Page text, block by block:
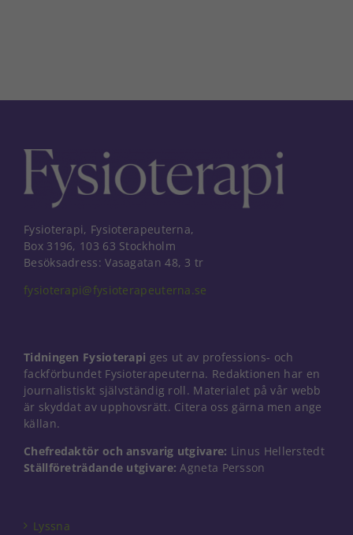
Fysioterapi, Fysioterapeuterna,
Box 3196, 103 63 Stockholm
Besöksadress: Vasagatan 48, 3 tr
fysioterapi@fysioterapeuterna.se
Tidningen Fysioterapi ges ut av professions- och
fackförbundet Fysioterapeuterna. Redaktionen har en
journalistiskt självständig roll. Materialet på vår webb
är skyddat av upphovsrätt. Citera oss gärna men ange
källan.
Chefredaktör och ansvarig utgivare: Linus Hellerstedt
Ställföreträdande utgivare: Agneta Persson
Lyssna
Nödvändiga
Dessa kakor